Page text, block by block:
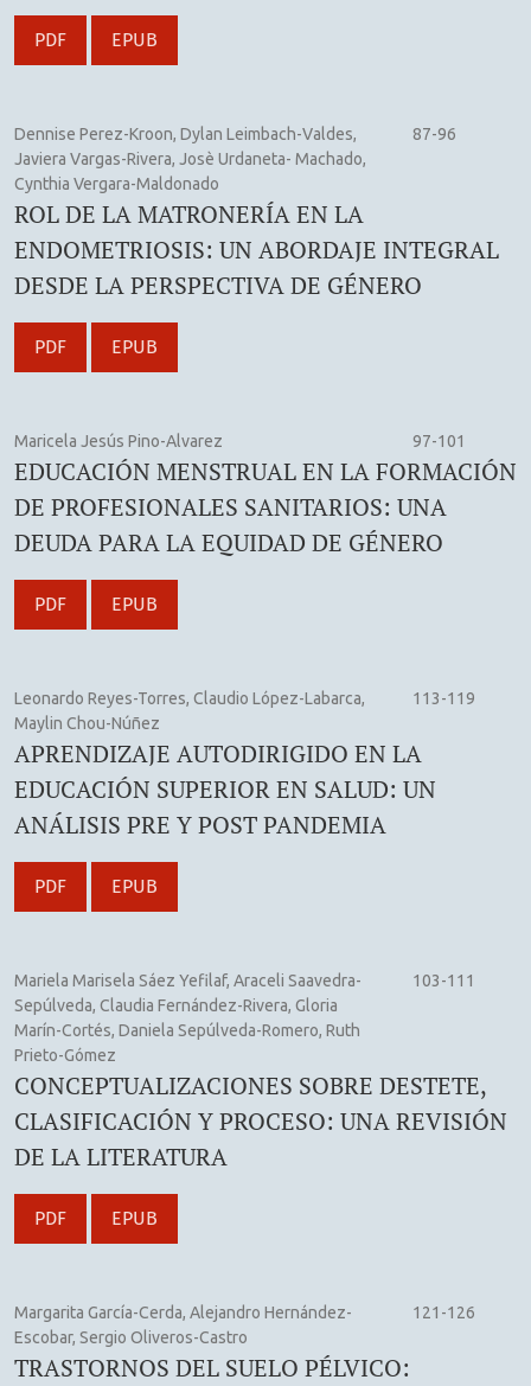
PDF EPUB
Dennise Perez-Kroon, Dylan Leimbach-Valdes,
Javiera Vargas-Rivera, Josè Urdaneta- Machado,
Cynthia Vergara-Maldonado
87-96
ROL DE LA MATRONERÍA EN LA
ENDOMETRIOSIS: UN ABORDAJE INTEGRAL
DESDE LA PERSPECTIVA DE GÉNERO
PDF EPUB
Maricela Jesús Pino-Alvarez 97-101
EDUCACIÓN MENSTRUAL EN LA FORMACIÓN
DE PROFESIONALES SANITARIOS: UNA
DEUDA PARA LA EQUIDAD DE GÉNERO
PDF EPUB
Leonardo Reyes-Torres, Claudio López-Labarca,
Maylin Chou-Núñez
113-119
APRENDIZAJE AUTODIRIGIDO EN LA
EDUCACIÓN SUPERIOR EN SALUD: UN
ANÁLISIS PRE Y POST PANDEMIA
PDF EPUB
Mariela Marisela Sáez Yefilaf, Araceli Saavedra-
Sepúlveda, Claudia Fernández-Rivera, Gloria
Marín-Cortés, Daniela Sepúlveda-Romero, Ruth
Prieto-Gómez
103-111
CONCEPTUALIZACIONES SOBRE DESTETE,
CLASIFICACIÓN Y PROCESO: UNA REVISIÓN
DE LA LITERATURA
PDF EPUB
Margarita García-Cerda, Alejandro Hernández-
Escobar, Sergio Oliveros-Castro
121-126
TRASTORNOS DEL SUELO PÉLVICO: